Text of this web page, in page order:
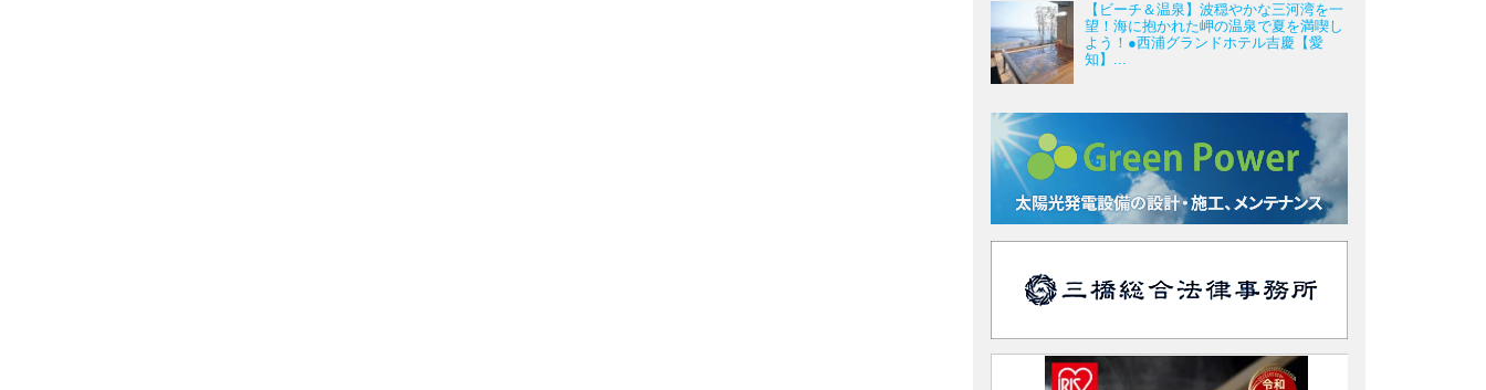
【ビーチ＆温泉】波穏やかな三河湾を一
望！海に抱かれた岬の温泉で夏を満喫し
よう！●西浦グランドホテル吉慶【愛
知】...